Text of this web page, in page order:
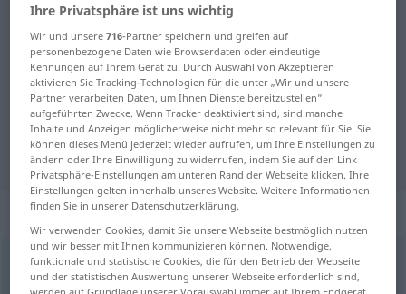
Deutsch-Französisch Wörterbuch
Deutsch-Französisch Übersetzung
für "Fingernagel"
"Fingernagel" Französisch
Übersetzung
„Fingernagel“: Maskulinum
Fingernagelm
Ihre Privatsphäre ist uns wichtig
Wir und unsere716-Partner speichern und greifen auf
personenbezogene Daten wie Browserdaten oder eindeutige
Kennungen auf Ihrem Gerät zu. Durch Auswahl von Akzeptieren
aktivieren Sie Tracking-Technologien für die unter „Wir und unsere
Partner verarbeiten Daten, um Ihnen Dienste bereitzustellen“
aufgeführten Zwecke. Wenn Tracker deaktiviert sind, sind manche
Inhalte und Anzeigen möglicherweise nicht mehr so relevant für Sie. Sie
können dieses Menü jederzeit wieder aufrufen, um Ihre Einstellungen zu
ändern oder Ihre Einwilligung zu widerrufen, indem Sie auf den Link
Privatsphäre-Einstellungen am unteren Rand der Webseite klicken. Ihre
Einstellungen gelten innerhalb unseres Website. Weitere Informationen
finden Sie in unserer Datenschutzerklärung.
Wir verwenden Cookies, damit Sie unsere Webseite bestmöglich nutzen
und wir besser mit Ihnen kommunizieren können. Notwendige,
funktionale und statistische Cookies, die für den Betrieb der Webseite
und der statistischen Auswertung unserer Webseite erforderlich sind,
werden auf Grundlage unserer Vorauswahl immer auf Ihrem Endgerät